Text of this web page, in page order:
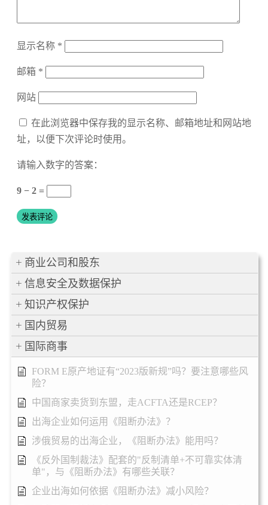
显示名称 *
邮箱 *
网站
在此浏览器中保存我的显示名称、邮箱地址和网站地
址，以便下次评论时使用。
请输入数字的答案：
9 − 2 =
商业公司和股东
信息安全及数据保护
知识产权保护
国内贸易
国际商事
FORM E原产地证有“2023版新规”吗？要注意哪些风
险？
中国商家卖货到东盟，走ACFTA还是RCEP？
出海企业如何运用《阻断办法》？
涉俄贸易的出海企业，《阻断办法》能用吗？
《反外国制裁法》配套的"反制清单+不可靠实体清
单"，与《阻断办法》有哪些关联？
企业出海如何依据《阻断办法》减小风险？